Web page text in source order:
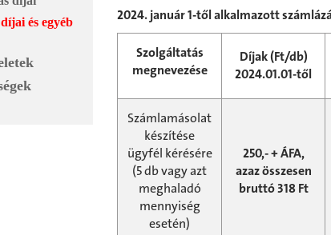
és egyéb
2024. január 1-től alkalmazott
Szolgáltatás
megnevezése
Díjak (Ft/db)
2024.01.01-től
Számlamásolat
készítése
ügyfél kérésére
(5 db vagy azt
meghaladó
mennyiség
esetén)
250,- + ÁFA,
azaz összesen
bruttó 318 Ft